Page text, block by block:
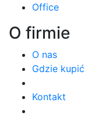
Office
O firmie
O nas
Gdzie kupić
Kontakt